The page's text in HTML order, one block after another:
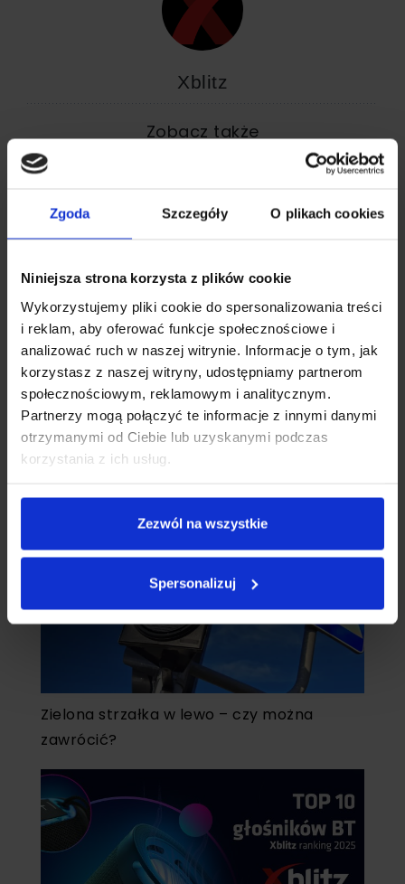
Zgoda Szczegóły O plikach cookies
Niniejsza strona korzysta z plików cookie
Wykorzystujemy pliki cookie do spersonalizowania treści
i reklam, aby oferować funkcje społecznościowe i
analizować ruch w naszej witrynie. Informacje o tym, jak
korzystasz z naszej witryny, udostępniamy partnerom
społecznościowym, reklamowym i analitycznym.
Partnerzy mogą połączyć te informacje z innymi danymi
otrzymanymi od Ciebie lub uzyskanymi podczas
korzystania z ich usług.
Zezwól na wszystkie
Spersonalizuj
Xblitz
Zobacz także
Alkomat jako pomysł na prezent —
przydatny dla każdego kierowcy
Zielona strzałka w lewo – czy można
zawrócić?